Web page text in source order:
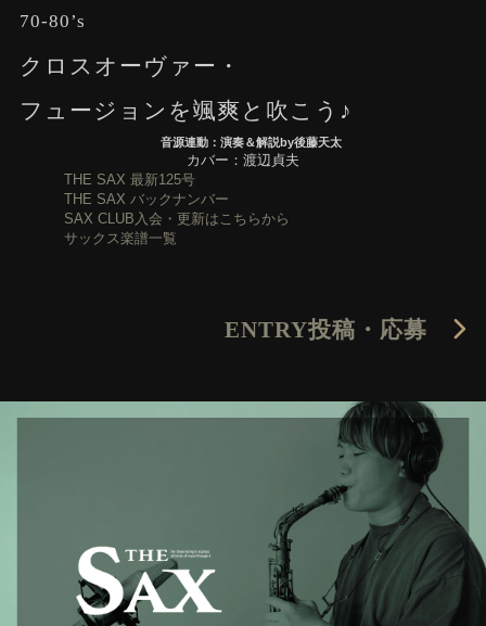
70-80’s
クロスオーヴァー・
フュージョンを颯爽と吹こう♪
音源連動：演奏＆解説by後藤天太
カバー：渡辺貞夫
THE SAX 最新125号
THE SAX バックナンバー
SAX CLUB入会・更新はこちらから
サックス楽譜一覧
ENTRY投稿・応募